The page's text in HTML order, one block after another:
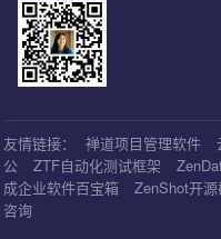
友情链接： 禅道项目管理软件
公
ZTF自动化测试框架
成企业软件百宝箱
ZenShot开
咨询